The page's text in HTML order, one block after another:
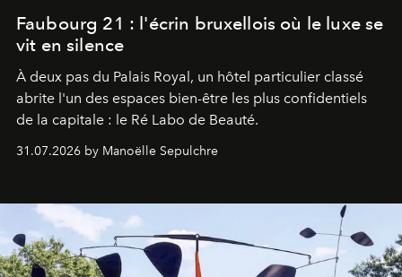
Faubourg 21 : l'écrin bruxellois où le luxe se
vit en silence
À deux pas du Palais Royal, un hôtel particulier classé
abrite l'un des espaces bien-être les plus confidentiels
de la capitale : le Ré Labo de Beauté.
31.07.2026 by Manoëlle Sepulchre